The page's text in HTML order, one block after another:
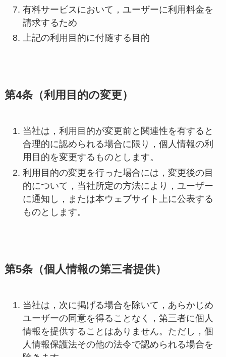
有料サービスにおいて，ユーザーに利用料金を
請求するため
上記の利用目的に付随する目的
第4条（利用目的の変更）
当社は，利用目的が変更前と関連性を有すると
合理的に認められる場合に限り，個人情報の利
用目的を変更するものとします。
利用目的の変更を行った場合には，変更後の目
的について，当社所定の方法により，ユーザー
に通知し，または本ウェブサイト上に公表する
ものとします。
第5条（個人情報の第三者提供）
当社は，次に掲げる場合を除いて，あらかじめ
ユーザーの同意を得ることなく，第三者に個人
情報を提供することはありません。ただし，個
人情報保護法その他の法令で認められる場合を